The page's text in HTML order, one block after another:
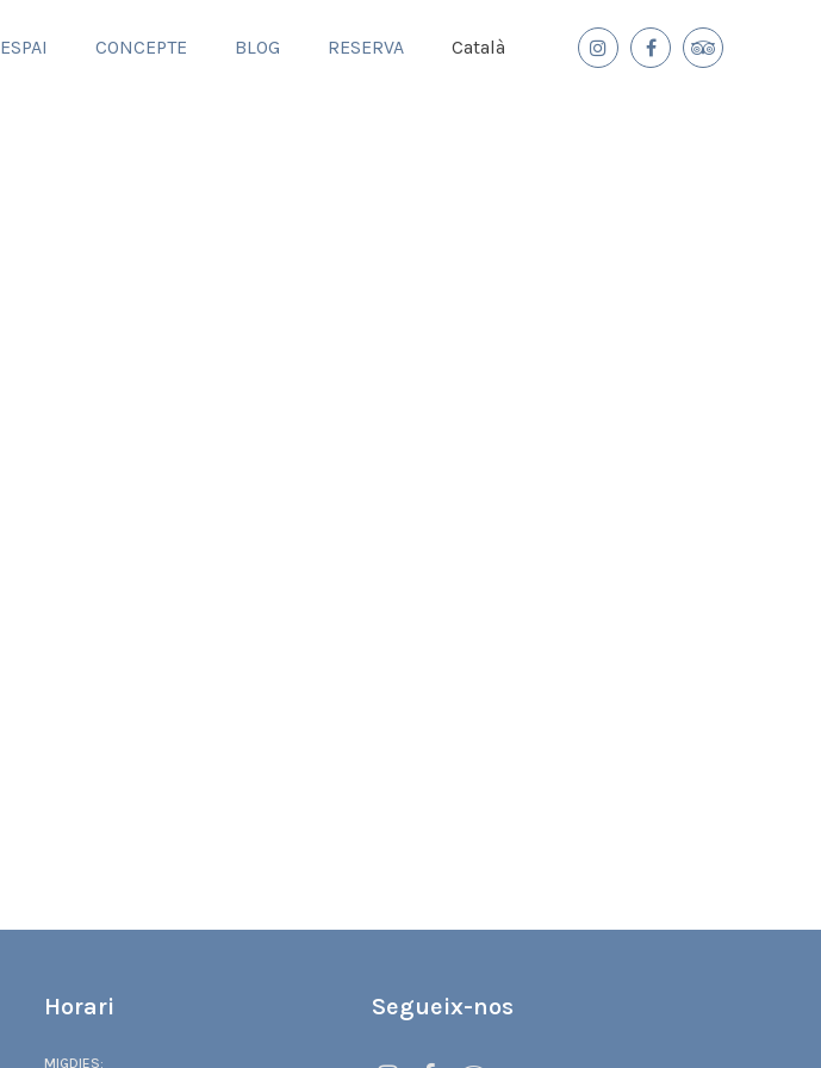
ESPAI CONCEPTE BLOG RESERVA Català
Horari
MIGDIES:
Segueix-nos